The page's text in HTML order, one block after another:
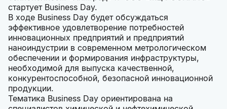
стартует Business Day.
В ходе Business Day будет обсуждаться
эффективное удовлетворение потребностей
инновационных предприятий и предприятий
наноиндустрии в современном метрологическом
обеспечении и формирования инфраструктуры,
необходимой для выпуска качественной,
конкурентоспособной, безопасной инновационной
продукции.
Тематика Business Day ориентирована на